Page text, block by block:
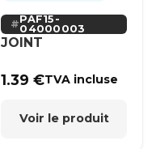
PAF15-
04000003
JOINT
1.39€TVA incluse
Voir le produit